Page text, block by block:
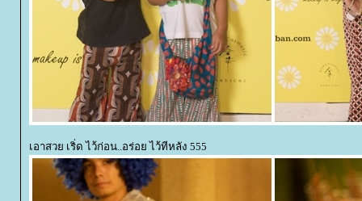
เอาสวย เริ่ด ไว้ก่อน..อร่อย ไว้ทีหลัง 555